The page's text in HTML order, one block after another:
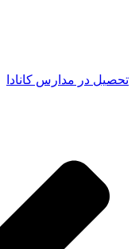
تحصیل در مدارس کانادا